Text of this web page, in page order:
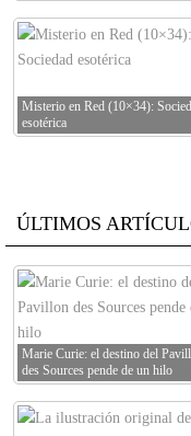
Misterio en Red (10×34):
esotérica
ÚLTIMOS
Marie Curie: el destino del
des Sources pende de un hilo